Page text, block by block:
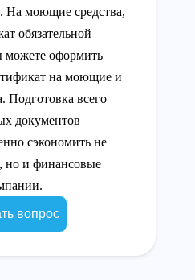
На моющие средства,
обязательной
оформить
на моющие и
Подготовка всего
документов
сэкономить не
но и финансовые
вопрос